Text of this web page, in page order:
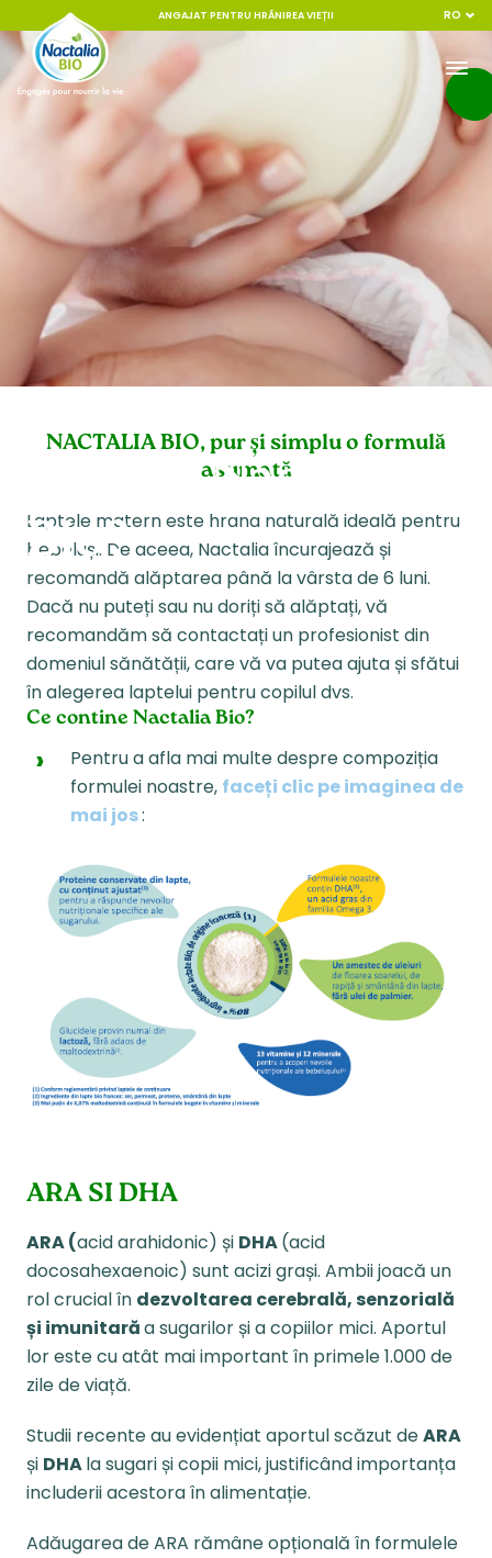
ANGAJAT PENTRU HRĂNIREA VIEȚII RO
obținut Nactalia
Bio?
NACTALIA BIO, pur și simplu o formulă
asumată
Laptele matern este hrana naturală ideală pentru
bebeluși. De aceea, Nactalia încurajează și
recomandă alăptarea până la vârsta de 6 luni.
Dacă nu puteți sau nu doriți să alăptați, vă
recomandăm să contactați un profesionist din
domeniul sănătății, care vă va putea ajuta și sfătui
în alegerea laptelui pentru copilul dvs.
Ce contine Nactalia Bio?
Pentru a afla mai multe despre compoziția
formulei noastre, faceți clic pe imaginea de
mai jos:
ARA SI DHA
ARA (acid arahidonic) și DHA(acid
docosahexaenoic) sunt acizi grași. Ambii joacă un
rol crucial în dezvoltarea cerebrală, senzorială
și imunitarăa sugarilor și a copiilor mici. Aportul
lor este cu atât mai important în primele 1.000 de
zile de viață.
Studii recente au evidențiat aportul scăzut deARA
și DHAla sugari și copii mici, justificând importanța
includerii acestora în alimentație.
Adăugarea de ARA rămâne opțională în formulele